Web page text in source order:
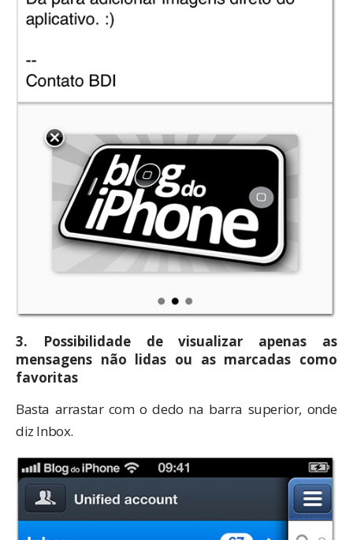
3. Possibilidade de visualizar apenas as
mensagens não lidas ou as marcadas como
favoritas
Basta arrastar com o dedo na barra superior, onde
diz Inbox.